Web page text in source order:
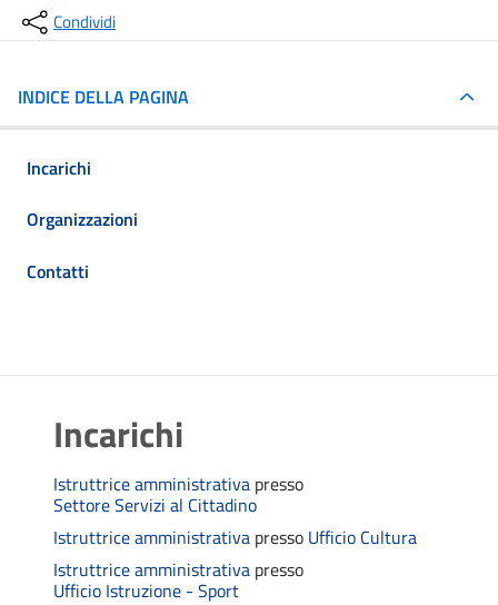
Condividi
INDICE DELLA PAGINA
Incarichi
Organizzazioni
Contatti
Incarichi
Istruttrice amministrativa presso
Settore Servizi al Cittadino
Istruttrice amministrativa presso Ufficio Cultura
Istruttrice amministrativa presso
Ufficio Istruzione - Sport